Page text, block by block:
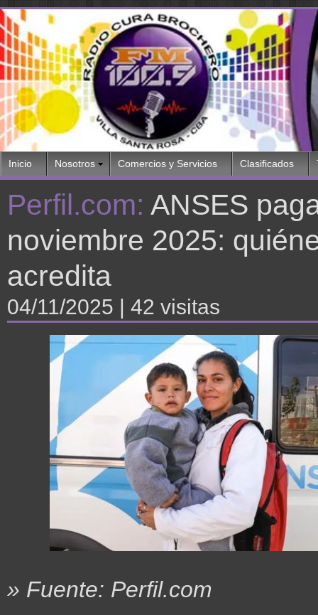
Inicio Nosotros Comercios y Servicios Clasificados
Perfil.com: ANSES
noviembre 2025:
acredita
04/11/2025 | 42 visitas
» Fuente: Perfil.com